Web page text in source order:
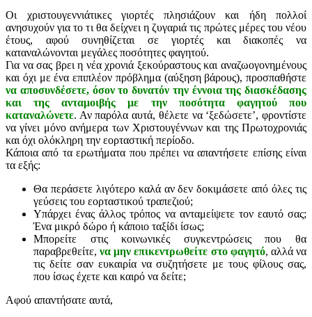
Οι χριστουγεννιάτικες γιορτές πλησιάζουν και ήδη πολλοί
ανησυχούν για το τι θα δείχνει η ζυγαριά τις πρώτες μέρες του νέου
έτους, αφού συνηθίζεται σε γιορτές και διακοπές να
καταναλώνονται μεγάλες ποσότητες φαγητού.
Για να σας βρει η νέα χρονιά ξεκούραστους και αναζωογονημένους
και όχι με ένα επιπλέον πρόβλημα (αύξηση βάρους), προσπαθήστε
να αποσυνδέσετε, όσον το δυνατόν την έννοια της διασκέδασης
και της ανταμοιβής με την ποσότητα φαγητού που
καταναλώνετε. Αν παρόλα αυτά, θέλετε να ‘ξεδώσετε’, φροντίστε
να γίνει μόνο ανήμερα των Χριστουγέννων και της Πρωτοχρονιάς
και όχι ολόκληρη την εορταστική περίοδο.
Κάποια από τα ερωτήματα που πρέπει να απαντήσετε επίσης είναι
τα εξής:
Θα περάσετε λιγότερο καλά αν δεν δοκιμάσετε από όλες τις
γεύσεις του εορταστικού τραπεζιού;
Υπάρχει ένας άλλος τρόπος να ανταμείψετε τον εαυτό σας;
Ένα μικρό δώρο ή κάποιο ταξίδι ίσως;
Μπορείτε στις κοινωνικές συγκεντρώσεις που θα
παραβρεθείτε,να μην επικεντρωθείτε στο φαγητό, αλλά να
τις δείτε σαν ευκαιρία να συζητήσετε με τους φίλους σας,
που ίσως έχετε και καιρό να δείτε;
Αφού απαντήσατε αυτά,